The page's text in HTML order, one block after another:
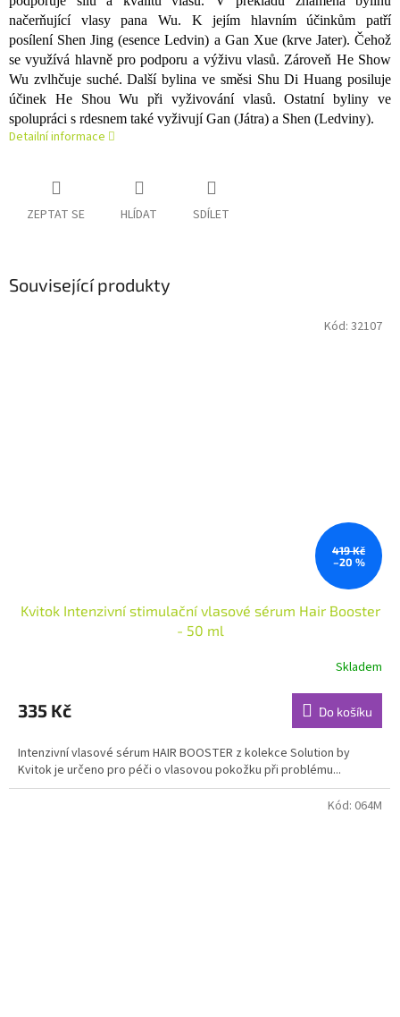
načerňující vlasy pana Wu. K jejím hlavním účinkům patří
posílení Shen Jing (esence Ledvin) a Gan Xue (krve Jater). Čehož
se využívá hlavně pro podporu a výživu vlasů. Zároveň He Show
Wu zvlhčuje suché. Další bylina ve směsi Shu Di Huang posiluje
účinek He Shou Wu při vyživování vlasů. Ostatní byliny ve
spolupráci s rdesnem také vyživují Gan (Játra) a Shen (Ledviny).
Detailní informace
ZEPTAT SE HLÍDAT SDÍLET
Související produkty
419 Kč
–20 %
Kvitok Intenzivní stimulační vlasové sérum Hair Booster
- 50 ml
produktu
je
z
5
hvězdiček.
Skladem
335 Kč Do košíku
Intenzivní vlasové sérum HAIR BOOSTER z kolekce Solution by
Kvitok je určeno pro péči o vlasovou pokožku při problému...
Kód: 32107
Kód: 064M